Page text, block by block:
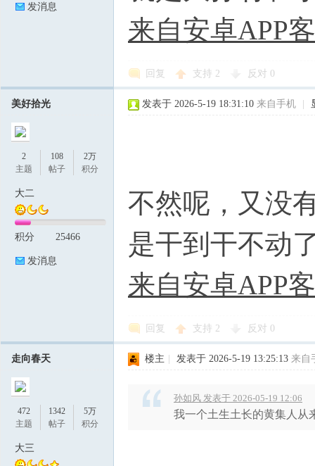
发消息
来自安卓APP
回复 支持 2 反对 0
美好拾光
2
主题
108
帖子
2万
积分
大二
积分 25466
发消息
发表于 2026-5-19 18:31:10 来自手机
不然呢，又没
是干到干不动
来自安卓APP
回复 支持 2 反对 0
走向春天
472
主题
1342
帖子
5万
积分
大三
楼主 发表于 2026-5-19 13:25:13 来自
孙如风 发表于 2026-05-19 12:06
我一个土生土长的黄集人从